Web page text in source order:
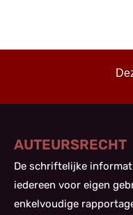
AUTEURSRECHT
De schriftelijke
iedereen voor eigen
enkelvoudige